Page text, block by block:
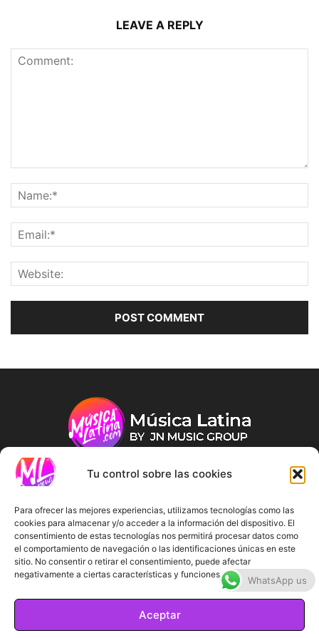
Tu control sobre las cookies
Para ofrecer las mejores experiencias, utilizamos tecnologías como las
cookies para almacenar y/o acceder a la información del dispositivo. El
consentimiento de estas tecnologías nos permitirá procesar datos como
el comportamiento de navegación o las identificaciones únicas en este
sitio. No consentir o retirar el consentimiento, puede afectar
negativamente a ciertas características y funciones.
Aceptar
LEAVE A REPLY
FOLLOW US
WhatsApp us